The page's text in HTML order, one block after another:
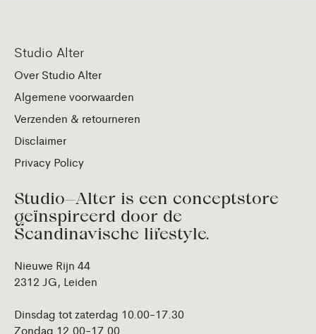
Studio Alter
Over Studio Alter
Algemene voorwaarden
Verzenden & retourneren
Disclaimer
Privacy Policy
Studio—Alter is een conceptstore
geïnspireerd door de
Scandinavische lifestyle.
Nieuwe Rijn 44
2312 JG, Leiden
Dinsdag tot zaterdag 10.00-17.30
Zondag 12.00-17.00